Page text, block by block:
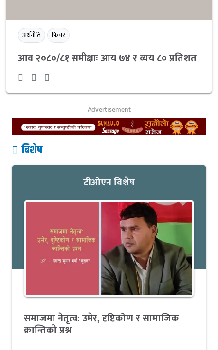
अर्थनीति फिचर
आव २०८०/८१ समीक्षाः आय ७४ र व्यय ८० प्रतिशत
Advertisement
बिशेष
टीओएन विशेष
समाजमा नेतृत्व: उमेर, दृष्टिकोण र सामाजिक
क्रान्तिको प्रश्न